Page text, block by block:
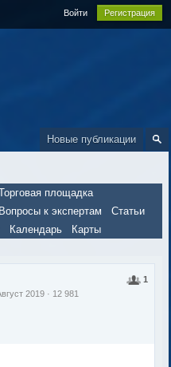
Войти Регистрация
Новые публикации
площадка
Вопросы к экспертам
Статьи
Календарь Карты
1
2019 · 12 981